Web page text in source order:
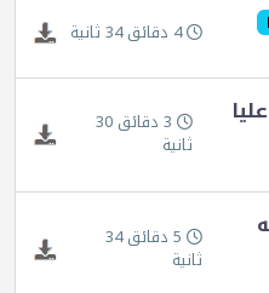
4 دقائق 34 ثانية
3 دقائق 30
ثانية
5 دقائق 34
ثانية